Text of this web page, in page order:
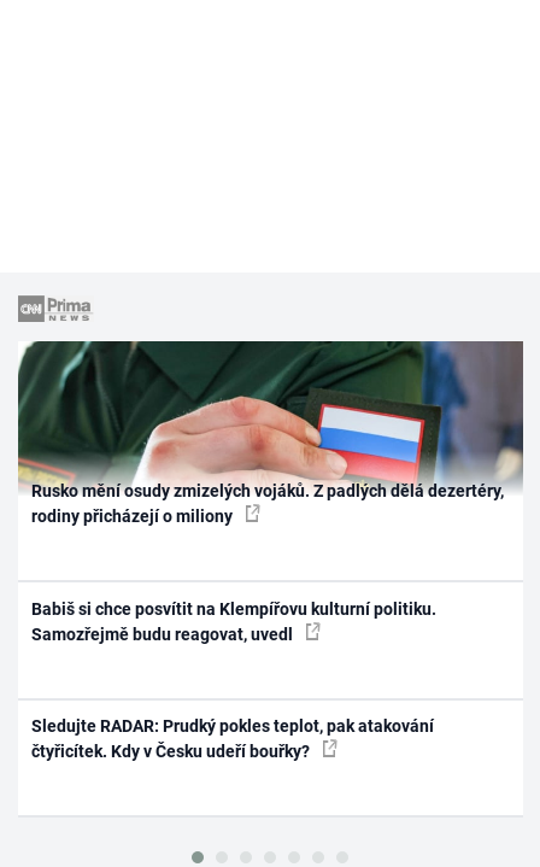
Rusko mění osudy zmizelých vojáků. Z padlých dělá dezertéry,
rodiny přicházejí o miliony
Babiš si chce posvítit na Klempířovu kulturní politiku.
Samozřejmě budu reagovat, uvedl
Sledujte RADAR: Prudký pokles teplot, pak atakování
čtyřicítek. Kdy v Česku udeří bouřky?